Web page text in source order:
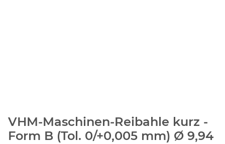
VHM-Maschinen-Reibahle kurz -
Form B (Tol. 0/+0,005 mm) Ø 9,94